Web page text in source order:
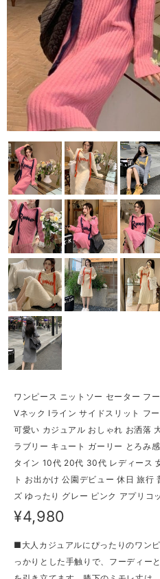
ワンピース ニットソー セーター フ
Vネック Iライン サイドスリット フ
可愛い カジュアル おしゃれ お洒落
ラブリー キュート ガーリー とろみ
タイン 10代 20代 30代 レディース
ト お出かけ 公園デビュー 休日 旅行
ズ ゆったり グレー ピンク アプリコ
¥4,980
■大人カジュアルにぴったりのワン
っかりとした手触りで、フーディー